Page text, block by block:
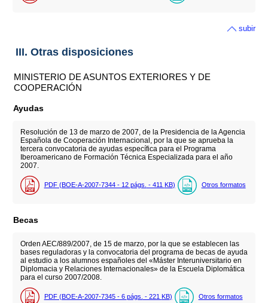
subir
III. Otras disposiciones
MINISTERIO DE ASUNTOS EXTERIORES Y DE
COOPERACIÓN
Ayudas
Resolución de 13 de marzo de 2007, de la Presidencia de la Agencia
Española de Cooperación Internacional, por la que se aprueba la
tercera convocatoria de ayudas específica para el Programa
Iberoamericano de Formación Técnica Especializada para el año
2007.
PDF (BOE-A-2007-7344 - 12 págs. - 411 KB) Otros formatos
Becas
Orden AEC/889/2007, de 15 de marzo, por la que se establecen las
bases reguladoras y la convocatoria del programa de becas de ayuda
al estudio a los alumnos españoles del «Máster Interuniversitario en
Diplomacia y Relaciones Internacionales» de la Escuela Diplomática
para el curso 2007/2008.
PDF (BOE-A-2007-7345 - 6 págs. - 221 KB) Otros formatos